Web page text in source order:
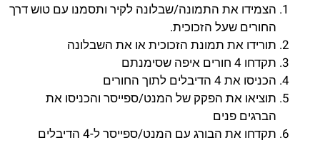
הצמידו את התמונה/שבלונה לקיר ותסמנו עם טוש דרך
החורים שעל הזכוכית.
תורידו את תמונת הזכוכית או את השבלונה
תקדחו 4 חורים איפה שסימנתם
הכניסו את 4 הדיבלים לתוך החורים
תוציאו את הפקק של המנט/ספייסר והכניסו את
הברגים פנים
תקדחו את הבורג עם המנט/ספייסר ל-4 הדיבלים